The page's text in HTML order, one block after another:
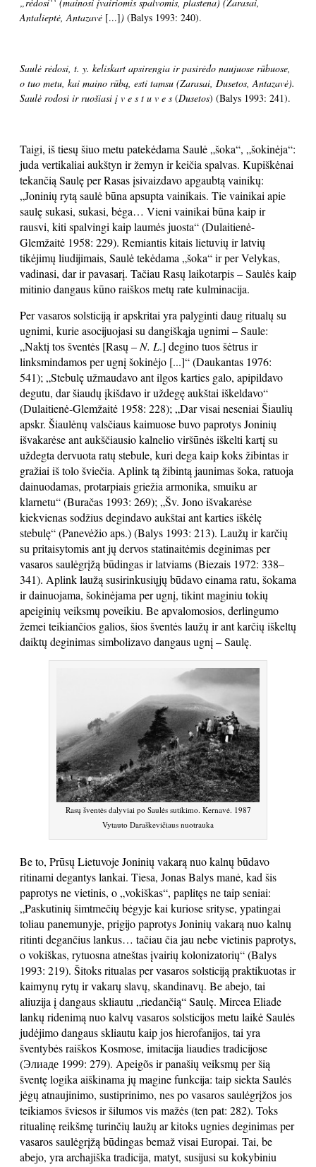
Antalieptė, Antazavė [...]) (Balys 1993: 240).
Saulė rėdosi, t. y. keliskart apsirengia ir pasirėdo naujuose rūbuose,
o tuo metu, kai maino rūbą, esti tamsu (Zarasai, Dusetos, Antazavė).
Saulė rodosi ir ruošiasi į v e s t u v e s (Dusetos) (Balys 1993: 241).
Taigi, iš tiesų šiuo metu patekėdama Saulė „šoka“, „šokinėja“:
juda vertikaliai aukštyn ir žemyn ir keičia spalvas. Kupiškėnai
tekančią Saulę per Rasas įsivaizdavo apgaubtą vainikų:
„Joninių rytą saulė būna apsupta vainikais. Tie vainikai apie
saulę sukasi, sukasi, bėga… Vieni vainikai būna kaip ir
rausvi, kiti spalvingi kaip laumės juosta“(Dulaitienė-
Glemžaitė 1958: 229). Remiantis kitais lietuvių ir latvių
tikėjimų liudijimais, Saulė tekėdama „šoka“ ir per Velykas,
vadinasi, dar ir pavasarį. Tačiau Rasų laikotarpis – Saulės kaip
mitinio dangaus kūno raiškos metų rate kulminacija.
Per vasaros solsticiją ir apskritai yra palyginti daug ritualų su
ugnimi, kurie asocijuojasi su dangiškąja ugnimi – Saule:
„Naktį tos šventės [Rasų – N. L.] degino tuos šėtrus ir
linksmindamos per ugnį šokinėjo [...]“ (Daukantas 1976:
541); „Stebulę užmaudavo ant ilgos karties galo, apipildavo
degutu, dar šiaudų įkišdavo ir uždegę aukštai iškeldavo“
(Dulaitienė-Glemžaitė 1958: 228); „Dar visai neseniai Šiaulių
apskr. Šiaulėnų valsčiaus kaimuose buvo paprotys Joninių
išvakarėse ant aukščiausio kalnelio viršūnės iškelti kartį su
uždegta dervuota ratų stebule, kuri dega kaip koks žibintas ir
gražiai iš tolo šviečia. Aplink tą žibintą jaunimas šoka, ratuoja
dainuodamas, protarpiais griežia armonika, smuiku ar
klarnetu“ (Buračas 1993: 269); „Šv. Jono išvakarėse
kiekvienas sodžius degindavo aukštai ant karties iškėlę
stebulę“ (Panevėžio aps.) (Balys 1993: 213). Laužų ir karčių
su pritaisytomis ant jų dervos statinaitėmis deginimas per
vasaros saulėgrįžą būdingas ir latviams (Biezais 1972: 338–
341). Aplink laužą susirinkusiųjų būdavo einama ratu, šokama
ir dainuojama, šokinėjama per ugnį, tikint maginiu tokių
apeiginių veiksmų poveikiu. Be apvalomosios, derlingumo
žemei teikiančios galios, šios šventės laužų ir ant karčių iškeltų
daiktų deginimas simbolizavo dangaus ugnį – Saulę.
Rasų šventės dalyviai po Saulės sutikimo. Kernavė. 1987
Vytauto Daraškevičiaus nuotrauka
Be to, Prūsų Lietuvoje Joninių vakarą nuo kalnų būdavo
ritinami degantys lankai. Tiesa, Jonas Balys manė, kad šis
paprotys ne vietinis, o „vokiškas“, paplitęs ne taip seniai:
„Paskutinių šimtmečių bėgyje kai kuriose srityse, ypatingai
toliau panemunyje, prigijo paprotys Joninių vakarą nuo kalnų
ritinti degančius lankus… tačiau čia jau nebe vietinis paprotys,
o vokiškas, rytuosna atneštas įvairių kolonizatorių“ (Balys
1993: 219). Šitoks ritualas per vasaros solsticiją praktikuotas ir
kaimynų rytų ir vakarų slavų, skandinavų. Be abejo, tai
aliuzija į dangaus skliautu „riedančią“ Saulę. Mircea Eliade
lankų ridenimą nuo kalvų vasaros solsticijos metu laikė Saulės
judėjimo dangaus skliautu kaip jos hierofanijos, tai yra
šventybės raiškos Kosmose, imitacija liaudies tradicijose
(Элиаде 1999: 279). Apeigõs ir panašių veiksmų per šią
šventę logika aiškinama jų magine funkcija: taip siekta Saulės
jėgų atnaujinimo, sustiprinimo, nes po vasaros saulėgrįžos jos
teikiamos šviesos ir šilumos vis mažės (ten pat: 282). Toks
ritualinę reikšmę turinčių laužų ar kitoks ugnies deginimas per
vasaros saulėgrįžą būdingas bemaž visai Europai. Tai, be
abejo, yra archajiška tradicija, matyt, susijusi su kokybiniu